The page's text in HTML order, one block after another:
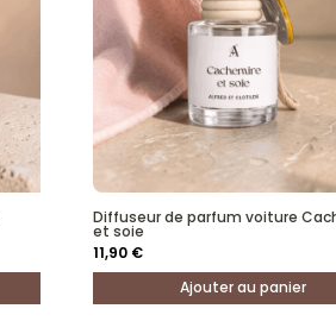
Diffuseur de parfum voiture
et soie
11,90 €
Ajouter au panier